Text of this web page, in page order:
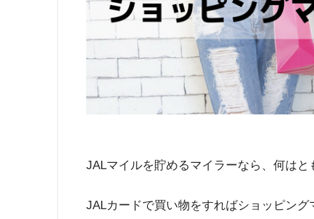
JALマイルを貯めるマイラーなら、何は
JALカードで買い物をすればショッピン